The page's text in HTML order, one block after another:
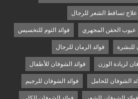
علاج تساقط الشعر للرجال
عيوب الحقن المجهري فوائد الثوم للتخسيس
للبشرة فوائد الرمان للرجال
لزيادة الوزن فوائد الشوفان للأطفال
الشوفان للحامل فوائد الشوفان للرجيم